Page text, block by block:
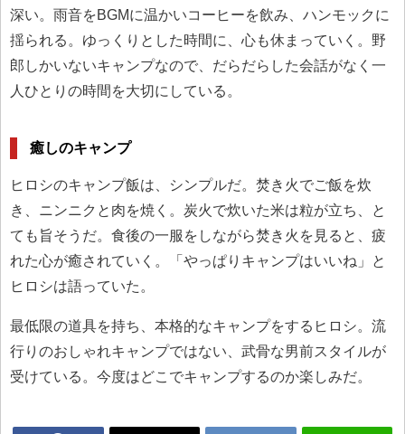
深い。雨音をBGMに温かいコーヒーを飲み、ハンモックに
揺られる。ゆっくりとした時間に、心も休まっていく。野
郎しかいないキャンプなので、だらだらした会話がなく一
人ひとりの時間を大切にしている。
癒しのキャンプ
ヒロシのキャンプ飯は、シンプルだ。焚き火でご飯を炊
き、ニンニクと肉を焼く。炭火で炊いた米は粒が立ち、と
ても旨そうだ。食後の一服をしながら焚き火を見ると、疲
れた心が癒されていく。「やっぱりキャンプはいいね」と
ヒロシは語っていた。
最低限の道具を持ち、本格的なキャンプをするヒロシ。流
行りのおしゃれキャンプではない、武骨な男前スタイルが
受けている。今度はどこでキャンプするのか楽しみだ。